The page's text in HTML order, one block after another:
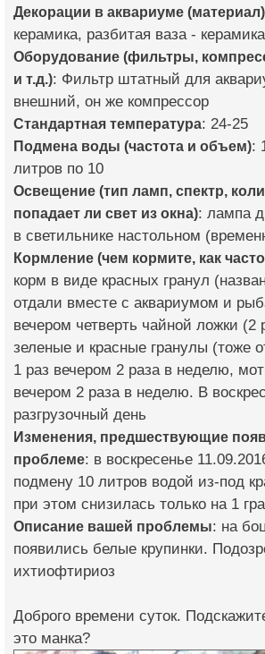
Декорации в аквариуме (материал)
керамика, разбитая ваза -
Оборудование (фильтры,
и т.д.): Фильтр штатный для
внешний, он же компрессор
Стандартная температура: 24-25
Подмена воды (частота и объем):
литров по 10
Освещение (тип ламп, спектр,
попадает ли свет из окна): лампа
в светильнике настольном
Кормление (чем кормите, как
корм в виде красных гранул
отдали вместе с аквариумом и
вечером четверть чайной ложки (2
зеленые и красные гранулы (тоже
1 раз вечером 2 раза в неделю,
вечером 2 раза в неделю. В
разгрузочный день
Изменения, предшествующие
проблеме: в воскресенье
подмену 10 литров водой из-под
при этом снизилась только на 1
Описание вашей проблемы: на
появились белые крупинки.
ихтиофтириоз
Доброго времени суток.
это манка?